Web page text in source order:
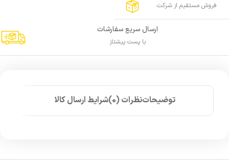
فروش مستقیم از شرکت
ارسال سریع سفارشات
با پست پیشتاز
توضیحاتنظرات (0) شرایط ارسال کالا